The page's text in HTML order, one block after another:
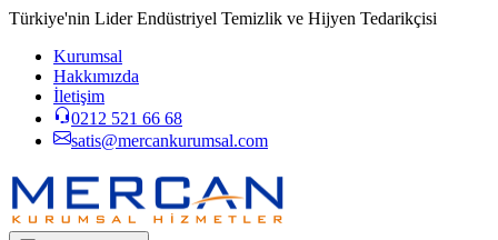
Türkiye'nin Lider Endüstriyel Temizlik ve Hijyen Tedarikçisi
Kurumsal
Hakkımızda
İletişim
0212 521 66 68
satis@mercankurumsal.com